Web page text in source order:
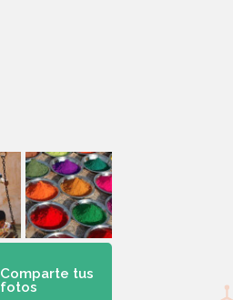
Comparte tus
fotos